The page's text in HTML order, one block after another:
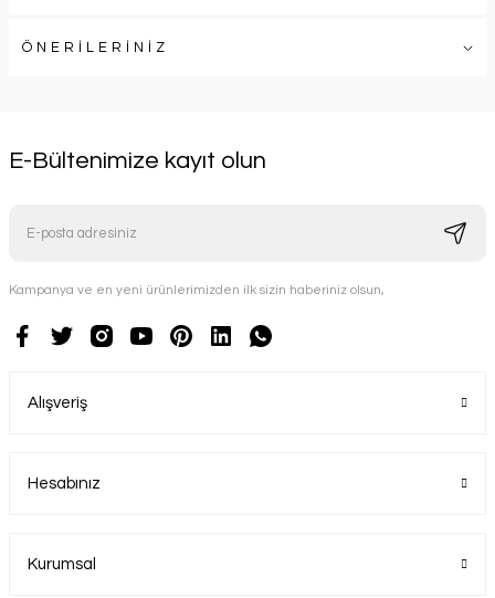
ÖNERİLERİNİZ
E-Bültenimize kayıt olun
Kampanya ve en yeni ürünlerimizden ilk sizin haberiniz olsun,
Alışveriş
Hesabınız
Kurumsal